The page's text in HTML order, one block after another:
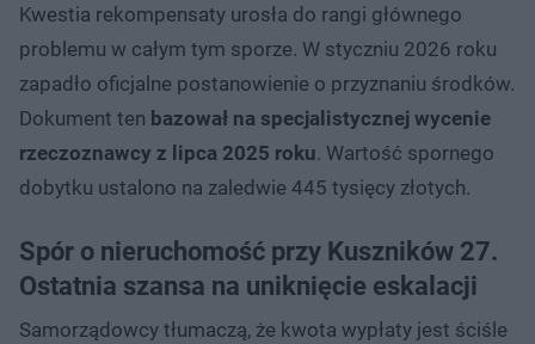
Kwestia rekompensaty urosła do rangi głównego
problemu w całym tym sporze. W styczniu 2026 roku
zapadło oficjalne postanowienie o przyznaniu środków.
Dokument ten bazował na specjalistycznej wycenie
rzeczoznawcy z lipca 2025 roku. Wartość spornego
dobytku ustalono na zaledwie 445 tysięcy złotych.
Spór o nieruchomość przy Kuszników 27.
Ostatnia szansa na uniknięcie eskalacji
Samorządowcy tłumaczą, że kwota wypłaty jest ściśle